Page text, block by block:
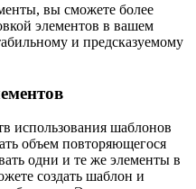
вы сможете более
элементов в вашем
и предсказуемому
использования шаблонов
объем повторяющегося
одни и те же элементы в
создать шаблон и